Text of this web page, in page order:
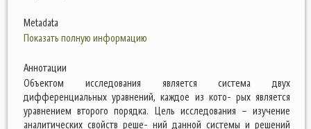
Metadata
Показать полную информацию
Аннотации
Объектом исследования является система двух
дифференциальных уравнений, каждое из кото- рых является
уравнением второго порядка. Цель исследования – изучение
аналитических свойств реше- ний данной системы и решений